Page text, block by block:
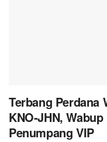
Terbang Perdana
KNO-JHN,
Penumpang VIP